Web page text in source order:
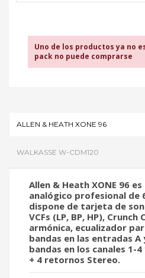
Uno de los productos ya no
pack no puede comprarse
ALLEN & HEATH XONE 96
WALKASSE W-CDM120
Allen & Heath XONE 96 es
analógico profesional de
dispone de tarjeta de
VCFs (LP, BP, HP),
armónica, ecualizador
bandas en las entradas A
bandas en los canales 1-
+ 4 retornos Stereo.